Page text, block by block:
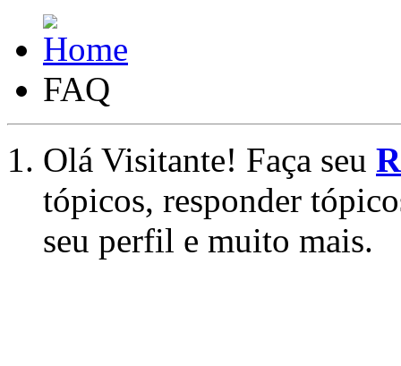
FAQ
Olá Visitante! Faça seu
tópicos, responder
seu perfil e muito mais.